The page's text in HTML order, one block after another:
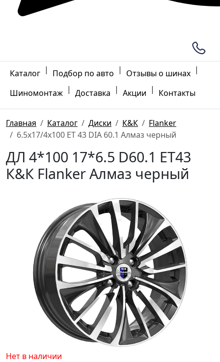
Каталог | Подбор по авто | Отзывы о шинах |
Шиномонтаж | Доставка | Акции | Контакты
Главная Каталог Диски К&К
Flanker
6.5x17/4x100 ET 43 DIA 60.1 Алмаз черный
ДЛ 4*100 17*6.5 D60.1 ET43
К&К Flanker Алмаз черный
Нет в наличии